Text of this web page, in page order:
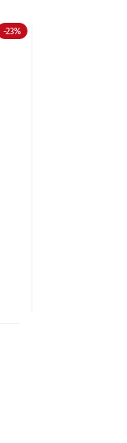
-23%